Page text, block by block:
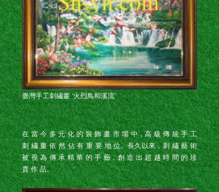
臺灣手工刺繡畫 ‘火烈鳥和溪流’
在 當 今 多 元 化 的 裝 飾 畫 市 場 中，高 級 傳 統 手 工
刺 繡 畫 依 然 佔 有 重 要 地 位。長久以來，刺 繡 藝 術
被 視 為 傳 承 精 華 的 手 藝，創 造 出 超 越 時 間 的 珍
貴 作 品。